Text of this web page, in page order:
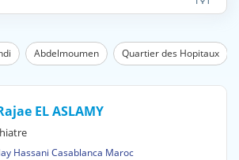
Abdelmoumen Quartier des Hopitaux
EL ASLAMY
Hassani Casablanca Maroc